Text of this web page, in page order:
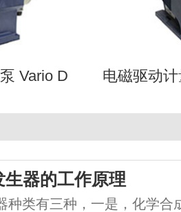
Vario D 电磁驱动
生器的工作原理
种类有三种，一是，化学合